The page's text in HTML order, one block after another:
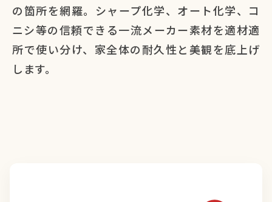
の箇所を網羅。シャープ化学、オート化学、コ
ニシ等の信頼できる一流メーカー素材を適材適
所で使い分け、家全体の耐久性と美観を底上げ
します。